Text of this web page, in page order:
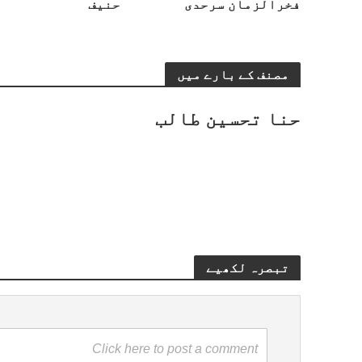
فخرالزمان سرحدی حنیف
مصنف کے بارے میں
حنا تحسین طالب
تبصرہ لکھیے
Click here to post a comment